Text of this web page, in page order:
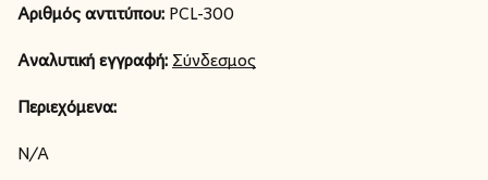
Αριθμός αντιτύπου: PCL-300
Αναλυτική εγγραφή: Σύνδεσμος
Περιεχόμενα:
N/A